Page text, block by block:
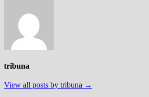
tribuna
View all posts by tribuna →